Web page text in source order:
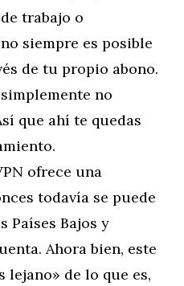
trabajo o
siempre es posible
de tu propio abono.
no
que ahí te quedas
ofrece una
todavía se puede
Países Bajos y
Ahora bien, este
lejano» de lo que es,